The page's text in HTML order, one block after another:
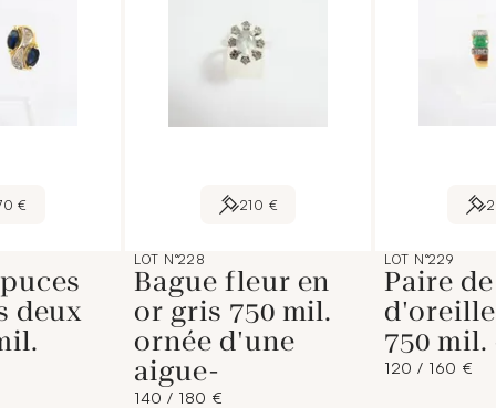
€
deux
210 €
LOT N°228
Bague fleur en
or gris 750 mil.
ornée d'une
aigue-
140 / 180 €
LOT N°229
Paire
750
120 / 160 €